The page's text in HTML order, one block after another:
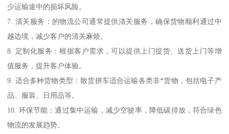
少运输途中的损坏风险。
7. 清关服务：的物流公司通常提供清关服务，确保货物顺利通过中
越边境，减少客户的清关麻烦。
8. 定制化服务：根据客户需求，可以提供上门提货、送货上门等增
值服务，提升客户体验。
9. 适合多种货物类型：散货拼车适合运输各类非*货物，包括电子产
品、服装、日用品等。
10. 环保节能：通过集中运输，减少空驶率，降低碳排放，符合绿色
物流的发展趋势。